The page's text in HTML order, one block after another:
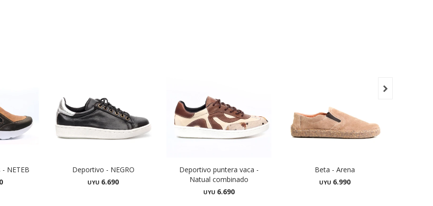
NETEB Deportivo - NEGRO
UYU 6.690
Deportivo puntera vaca -
Natual combinado
UYU 6.690
Beta - Arena
UYU 6.990
